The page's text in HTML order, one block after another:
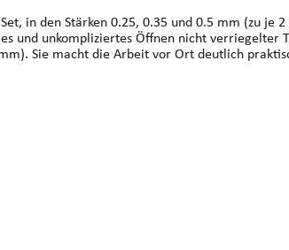
und unkompliziertes Öffnen nicht verriegelter